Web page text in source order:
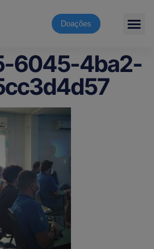
Doações
6045-4ba2-